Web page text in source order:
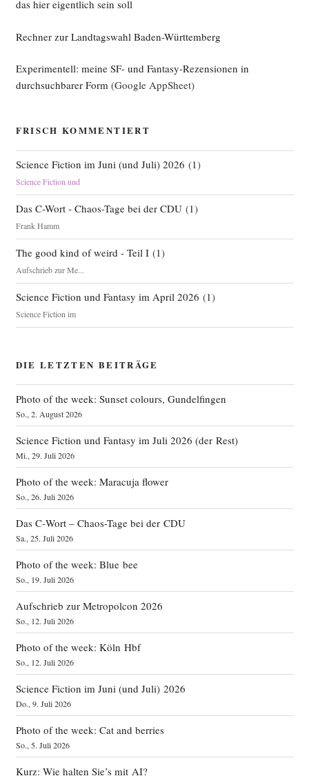
das hier eigentlich sein soll
Rechner zur Landtagswahl Baden-Württemberg
Experimentell: meine SF- und Fantasy-Rezensionen in
durchsuchbarer Form(Google AppSheet)
FRISCH KOMMENTIERT
Science Fiction im Juni (und Juli) 2026 (1)
Science Fiction und
Das C-Wort - Chaos-Tage bei der CDU(1)
Frank Hamm
The good kind of weird - Teil I(1)
Aufschrieb zur Me...
Science Fiction und Fantasy im April 2026 (1)
Science Fiction im
DIE LETZTEN BEITRÄGE
Photo of the week: Sunset colours, Gundelfingen
So., 2. August 2026
Science Fiction und Fantasy im Juli 2026 (der Rest)
Mi., 29. Juli 2026
Photo of the week: Maracuja flower
So., 26. Juli 2026
Das C‑Wort – Chaos-Tage bei der CDU
Sa., 25. Juli 2026
Photo of the week: Blue bee
So., 19. Juli 2026
Aufschrieb zur Metropolcon 2026
So., 12. Juli 2026
Photo of the week: Köln Hbf
So., 12. Juli 2026
Science Fiction im Juni (und Juli) 2026
Do., 9. Juli 2026
Photo of the week: Cat and berries
So., 5. Juli 2026
Kurz: Wie halten Sie’s mit AI?